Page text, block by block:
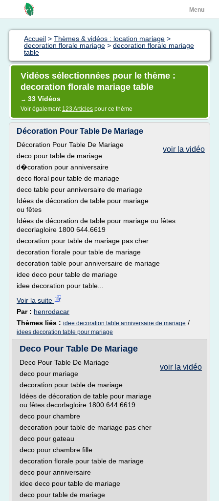
Menu
Accueil > Thèmes & vidéos : location mariage >
decoration florale mariage > decoration florale mariage
table
Vidéos sélectionnées pour le thème :
decoration florale mariage table
→ 33 Vidéos
Voir également 123 Articles pour ce thème
Décoration Pour Table De Mariage
voir la vidéo
Décoration Pour Table De Mariage
deco pour table de mariage
d�coration pour anniversaire
deco floral pour table de mariage
deco table pour anniversaire de mariage
Idées de décoration de table pour mariage
ou fêtes
Idées de décoration de table pour mariage ou fêtes
decorlagloire 1800 644.6619
decoration pour table de mariage pas cher
decoration florale pour table de mariage
decoration table pour anniversaire de mariage
idee deco pour table de mariage
idee decoration pour table...
Voir la suite
Par : henrodacar
Thèmes liés : idee decoration table anniversaire de mariage /
idees decoration table pour mariage
Deco Pour Table De Mariage
voir la vidéo
Deco Pour Table De Mariage
deco pour mariage
decoration pour table de mariage
Idées de décoration de table pour mariage
ou fêtes decorlagloire 1800 644.6619
deco pour chambre
decoration pour table de mariage pas cher
deco pour gateau
deco pour chambre fille
decoration florale pour table de mariage
deco pour anniversaire
idee deco pour table de mariage
deco pour table de mariage